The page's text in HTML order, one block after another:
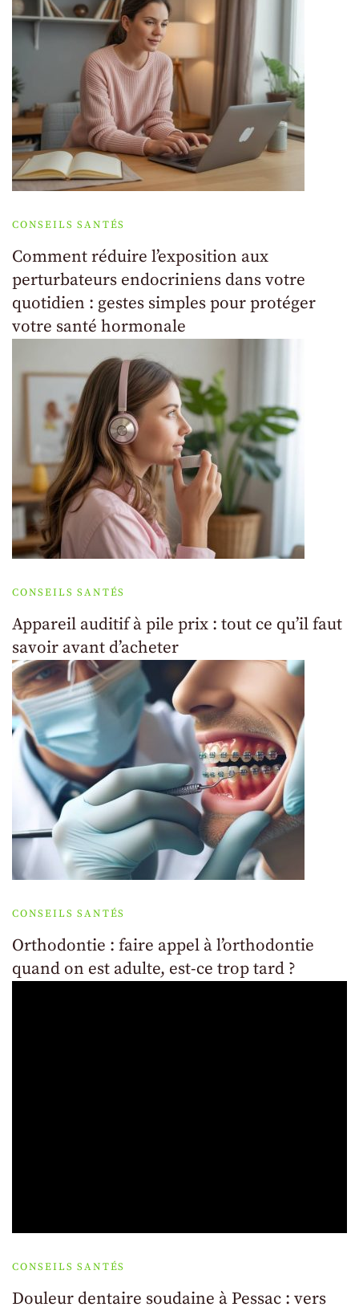
CONSEILS SANTÉS
Comment réduire l’exposition aux
perturbateurs endocriniens dans votre
quotidien : gestes simples pour protéger
votre santé hormonale
CONSEILS SANTÉS
Appareil auditif à pile prix : tout ce qu’il faut
savoir avant d’acheter
CONSEILS SANTÉS
Orthodontie : faire appel à l’orthodontie
quand on est adulte, est-ce trop tard ?
CONSEILS SANTÉS
Douleur dentaire soudaine à Pessac : vers